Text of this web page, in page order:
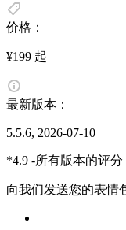
价格：
¥199 起
最新版本：
5.5.6, 2026-07-10
*4.9 -所有版本的评分
向我们发送您的表情